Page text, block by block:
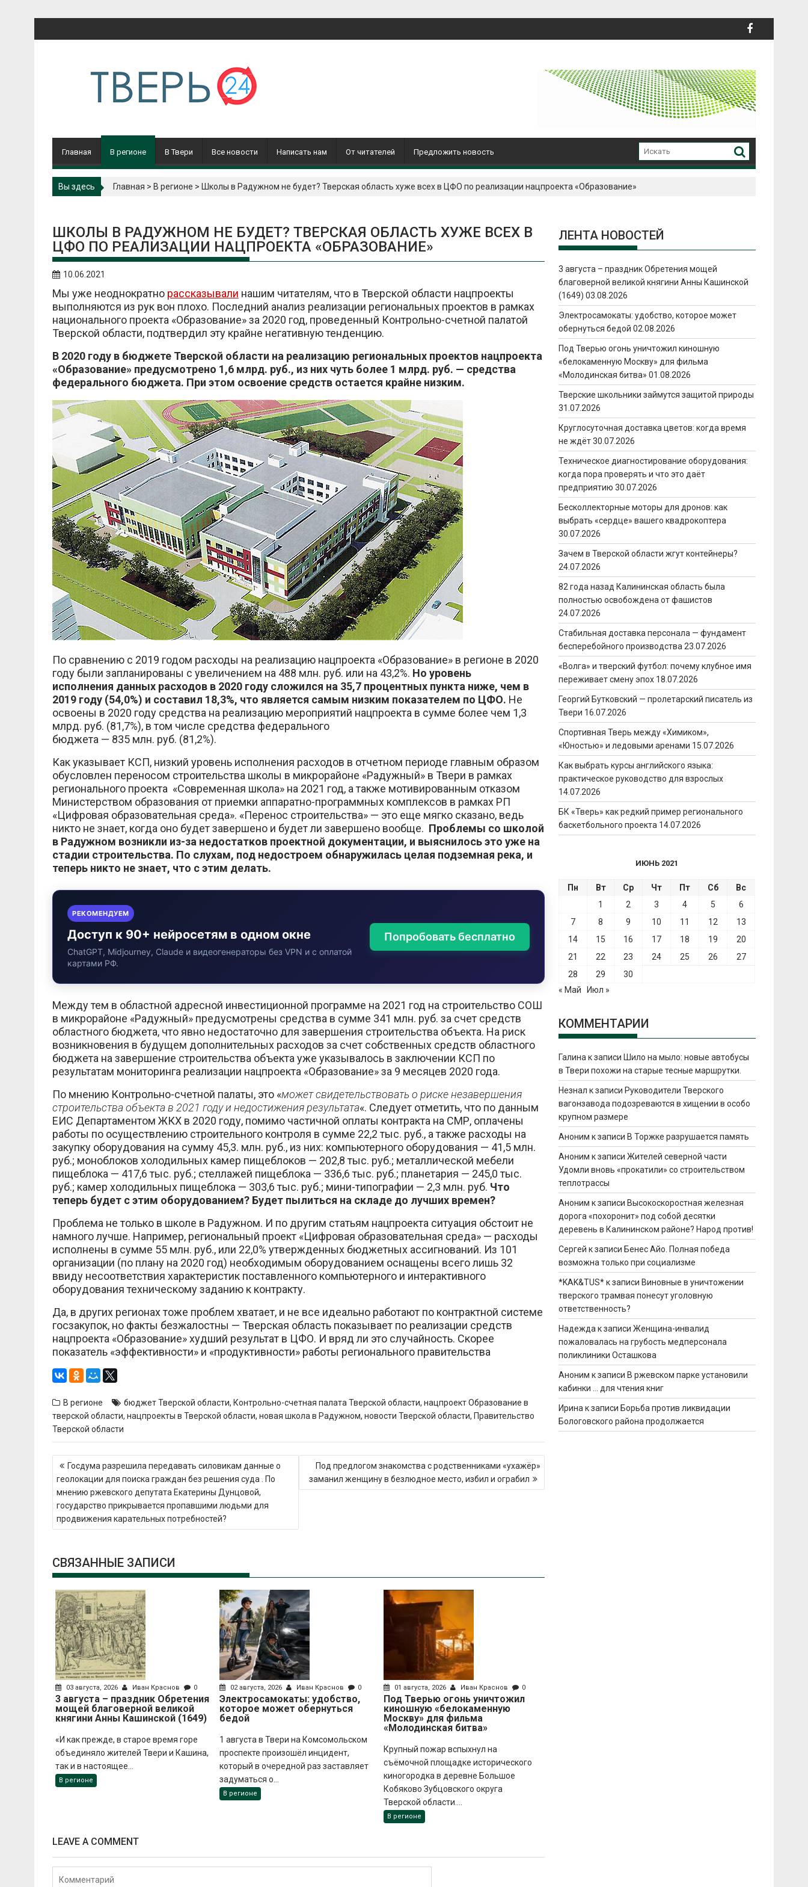
Главная В регионе В Твери Все новости Написать нам От читателей Предложить новость
Вы здесь Главная > В регионе > Школы в Радужном не будет? Тверская область хуже всех в ЦФО по реализации нацпроекта «Образование»
ШКОЛЫ В РАДУЖНОМ НЕ БУДЕТ? ТВЕРСКАЯ ОБЛАСТЬ ХУЖЕ ВСЕХ В
ЦФО ПО РЕАЛИЗАЦИИ НАЦПРОЕКТА «ОБРАЗОВАНИЕ»
10.06.2021
Мы уже неоднократно рассказывали нашим читателям, что в Тверской области нацпроекты
выполняются из рук вон плохо. Последний анализ реализации региональных проектов в рамках
национального проекта «Образование» за 2020 год, проведенный Контрольно-счетной палатой
Тверской области, подтвердил эту крайне негативную тенденцию.
В 2020 году в бюджете Тверской области на реализацию региональных проектов нацпроекта
«Образование» предусмотрено 1,6 млрд. руб., из них чуть более 1 млрд. руб. — средства
федерального бюджета. При этом освоение средств остается крайне низким.
По сравнению с 2019 годом расходы на реализацию нацпроекта «Образование» в регионе в 2020
году были запланированы с увеличением на 488 млн. руб. или на 43,2%. Но уровень
исполнения данных расходов в 2020 году сложился на 35,7 процентных пункта ниже, чем в
2019 году (54,0%) и составил 18,3%, что является самым низким показателем по ЦФО. Не
освоены в 2020 году средства на реализацию мероприятий нацпроекта в сумме более чем 1,3
млрд. руб. (81,7%), в том числе средства федерального
бюджета — 835 млн. руб. (81,2%).
Как указывает КСП, низкий уровень исполнения расходов в отчетном периоде главным образом
обусловлен переносом строительства школы в микрорайоне «Радужный» в Твери в рамках
регионального проекта «Современная школа» на 2021 год, а также мотивированным отказом
Министерством образования от приемки аппаратно-программных комплексов в рамках РП
«Цифровая образовательная среда». «Перенос строительства» — это еще мягко сказано, ведь
никто не знает, когда оно будет завершено и будет ли завершено вообще. Проблемы со школой
в Радужном возникли из-за недостатков проектной документации, и выяснилось это уже на
стадии строительства. По слухам, под недостроем обнаружилась целая подземная река, и
теперь никто не знает, что с этим делать.
РЕКОМЕНДУЕМ
Доступ к 90+ нейросетям в одном окне
ChatGPT, Midjourney, Claude и видеогенераторы без VPN и с оплатой
картами РФ.
Попробовать бесплатно
Между тем в областной адресной инвестиционной программе на 2021 год на строительство СОШ
в микрорайоне «Радужный» предусмотрены средства в сумме 341 млн. руб. за счет средств
областного бюджета, что явно недостаточно для завершения строительства объекта. На риск
возникновения в будущем дополнительных расходов за счет собственных средств областного
бюджета на завершение строительства объекта уже указывалось в заключении КСП по
результатам мониторинга реализации нацпроекта «Образование» за 9 месяцев 2020 года.
По мнению Контрольно-счетной палаты, это «может свидетельствовать о риске незавершения
строительстваобъекта в 2021 году и недостижения результата«. Следует отметить, что по данным
ЕИС Департаментом ЖКХ в 2020 году, помимо частичной оплаты контракта на СМР, оплачены
работы по осуществлению строительного контроля в сумме 22,2 тыс. руб., а также расходы на
закупку оборудования на сумму 45,3. млн. руб., из них: компьютерного оборудования — 41,5 млн.
руб.; моноблоков холодильных камер пищеблоков — 202,8 тыс. руб.; металлической мебели
пищеблока — 417,6 тыс. руб.; стеллажей пищеблока — 336,6 тыс. руб.; планетария — 245,0 тыс.
руб.; камер холодильных пищеблока — 303,6 тыс. руб.; мини-типографии — 2,3 млн. руб. Что
теперь будет с этим оборудованием? Будет пылиться на складе до лучших времен?
Проблема не только в школе в Радужном. И по другим статьям нацпроекта ситуация обстоит не
намного лучше. Например, региональный проект «Цифровая образовательная среда» — расходы
исполнены в сумме 55 млн. руб., или 22,0% утвержденных бюджетных ассигнований. Из 101
организации (по плану на 2020 год) необходимым оборудованием оснащены всего лишь 32
ввиду несоответствия характеристик поставленного компьютерного и интерактивного
оборудования техническому заданию к контракту.
Да, в других регионах тоже проблем хватает, и не все идеально работают по контрактной системе
госзакупок, но факты безжалостны — Тверская область показывает по реализации средств
нацпроекта «Образование» худший результат в ЦФО. И вряд ли это случайность. Скорее
показатель «эффективности» и «продуктивности» работы регионального правительства
В регионе бюджет Тверской области, Контрольно-счетная палата Тверской области, нацпроект Образование в
тверской области, нацпроекты в Тверской области, новая школа в Радужном, новости Тверской области, Правительство
Тверской области
Навигация
по
записям
Госдума разрешила передавать силовикам данные о
геолокации для поиска граждан без решения суда . По
мнению ржевского депутата Екатерины Дунцовой,
государство прикрывается пропавшими людьми для
продвижения карательных потребностей?
Под предлогом знакомства с родственниками «ухажёр»
заманил женщину в безлюдное место, избил и ограбил
СВЯЗАННЫЕ ЗАПИСИ
03 августа, 2026 Иван Краснов 0
3 августа – праздник Обретения
мощей благоверной великой
княгини Анны Кашинской (1649)
«И как прежде, в старое время горе
объединяло жителей Твери и Кашина,
так и в настоящее...
В регионе
02 августа, 2026 Иван Краснов 0
Электросамокаты: удобство,
которое может обернуться
бедой
1 августа в Твери на Комсомольском
проспекте произошёл инцидент,
который в очередной раз заставляет
задуматься о...
В регионе
01 августа, 2026 Иван Краснов 0
Под Тверью огонь уничтожил
киношную «белокаменную
Москву» для фильма
«Молодинская битва»
Крупный пожар вспыхнул на
съёмочной площадке исторического
киногородка в деревне Большое
Кобяково Зубцовского округа
Тверской области....
В регионе
LEAVE A COMMENT
ЛЕНТА НОВОСТЕЙ
3 августа – праздник Обретения мощей
благоверной великой княгини Анны Кашинской
(1649) 03.08.2026
Электросамокаты: удобство, которое может
обернуться бедой 02.08.2026
Под Тверью огонь уничтожил киношную
«белокаменную Москву» для фильма
«Молодинская битва» 01.08.2026
Тверские школьники займутся защитой природы
31.07.2026
Круглосуточная доставка цветов: когда время
не ждёт 30.07.2026
Техническое диагностирование оборудования:
когда пора проверять и что это даёт
предприятию 30.07.2026
Бесколлекторные моторы для дронов: как
выбрать «сердце» вашего квадрокоптера
30.07.2026
Зачем в Тверской области жгут контейнеры?
24.07.2026
82 года назад Калининская область была
полностью освобождена от фашистов
24.07.2026
Стабильная доставка персонала — фундамент
бесперебойного производства 23.07.2026
«Волга» и тверский футбол: почему клубное имя
переживает смену эпох 18.07.2026
Георгий Бутковский — пролетарский писатель из
Твери 16.07.2026
Спортивная Тверь между «Химиком»,
«Юностью» и ледовыми аренами 15.07.2026
Как выбрать курсы английского языка:
практическое руководство для взрослых
14.07.2026
БК «Тверь» как редкий пример регионального
баскетбольного проекта 14.07.2026
ИЮНЬ 2021
Пн Вт Ср Чт Пт Сб
Вс
1
2 3 4 5
6
7
8 9 10 11 12
13
14
15 16 17 18 19
20
21
22 23 24 25 26
27
28
29
30
« Май
Июл »
КОММЕНТАРИИ
Галина к записи Шило на мыло: новые автобусы
в Твери похожи на старые тесные маршрутки.
Незнал к записи Руководители Тверского
вагонзавода подозреваются в хищении в особо
крупном размере
Аноним к записи В Торжке разрушается память
Аноним к записиЖителей северной части
Удомли вновь «прокатили» со строительством
теплотрассы
Аноним к записи Высокоскоростная железная
дорога «похоронит» под собой десятки
деревень в Калининском районе? Народ против!
Сергей к записи Бенес Айо. Полная победа
возможна только при социализме
*KAK&TUS*к записи Виновные в уничтожении
тверского трамвая понесут уголовную
ответственность?
Надежда к записиЖенщина-инвалид
пожаловалась на грубость медперсонала
поликлиники Осташкова
Аноним к записи В ржевском парке установили
кабинки … для чтения книг
Ирина к записи Борьба против ликвидации
Бологовского района продолжается